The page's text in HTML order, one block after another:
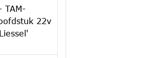
TAM-
22v